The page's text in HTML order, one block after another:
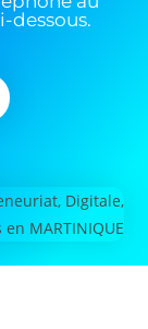
dessous.